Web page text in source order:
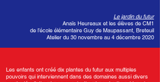
Le jardin du futur
Anaïs Heureaux et les élèves de CM1
de l’école élémentaire Guy de Maupassant, Breteuil
Atelier du 30 novembre au 4 décembre 2020
Les enfants ont créé dix plantes du futur aux multiples
pouvoirs qui interviennent dans des domaines aussi divers